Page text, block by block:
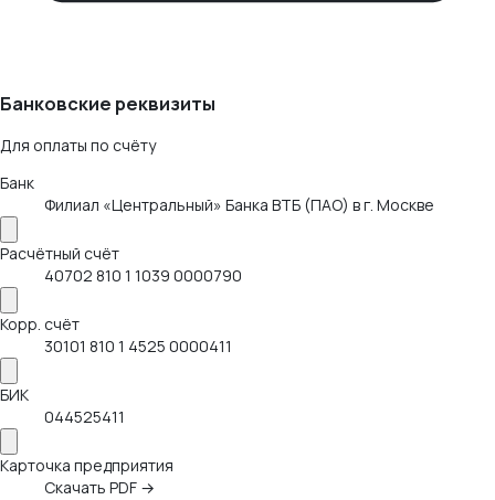
Банковские реквизиты
Для оплаты по счёту
Банк
Филиал «Центральный» Банка ВТБ (ПАО) в г. Москве
Расчётный счёт
40702 810 1 1039 0000790
Корр. счёт
30101 810 1 4525 0000411
БИК
044525411
Карточка предприятия
Скачать PDF →